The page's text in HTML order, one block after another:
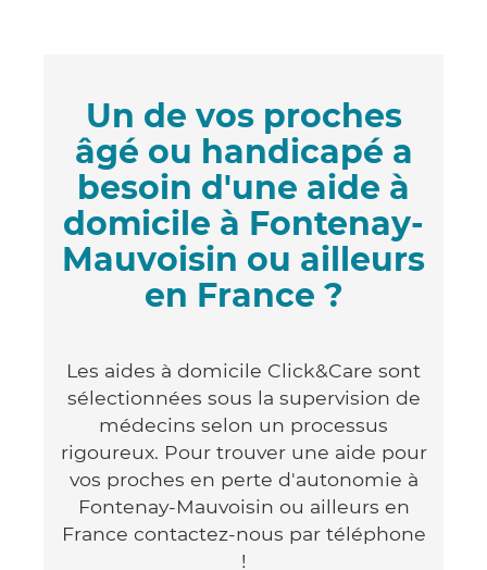
Un de vos proches
âgé ou handicapé a
besoin d'une aide à
domicile à Fontenay-
Mauvoisin ou ailleurs
en France ?
Les aides à domicile Click&Care sont
sélectionnées sous la supervision de
médecins selon un processus
rigoureux. Pour trouver une aide pour
vos proches en perte d'autonomie à
Fontenay-Mauvoisin ou ailleurs en
France contactez-nous par téléphone
!